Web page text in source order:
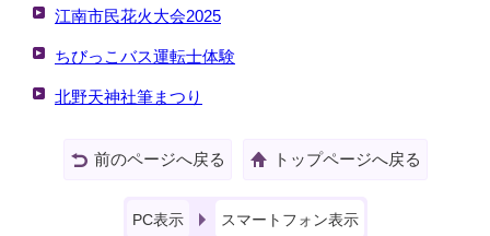
江南市民花火大会2025
ちびっこバス運転士体験
北野天神社筆まつり
前のページへ戻る トップページへ戻る
PC表示 スマートフォン表示